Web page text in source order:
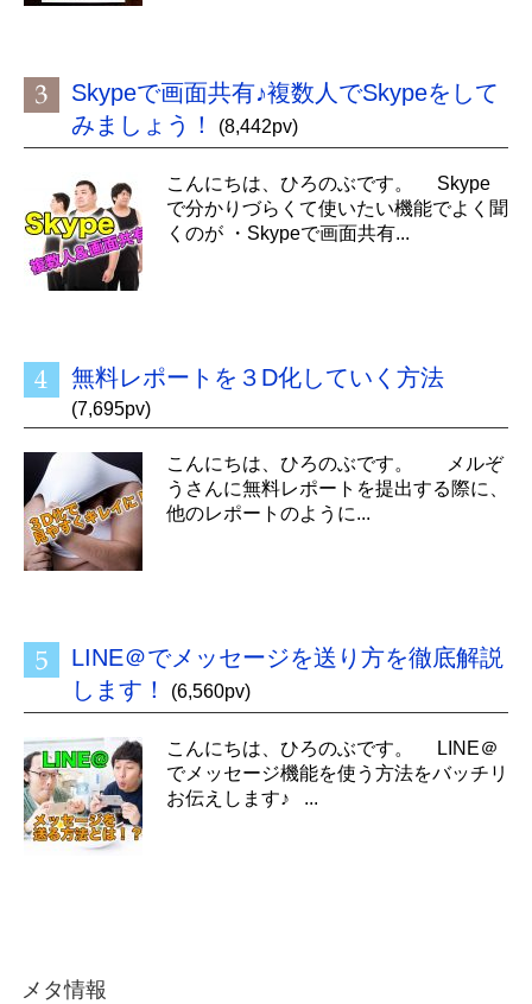
Skypeで画面共有♪複数人でSkypeをして
みましょう！
(8,442pv)
こんにちは、ひろのぶです。 Skype
で分かりづらくて使いたい機能でよく聞
くのが ・Skypeで画面共有...
無料レポートを３D化していく方法
(7,695pv)
こんにちは、ひろのぶです。 メルぞ
うさんに無料レポートを提出する際に、
他のレポートのように...
LINE＠でメッセージを送り方を徹底解説
します！
(6,560pv)
こんにちは、ひろのぶです。 LINE＠
でメッセージ機能を使う方法をバッチリ
お伝えします♪ ...
メタ情報